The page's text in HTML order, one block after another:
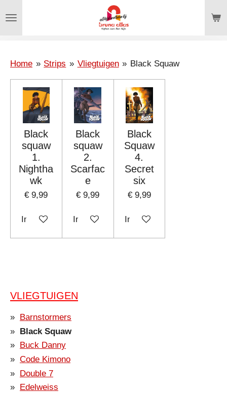
direct
hoofdinhoud
Home » Strips » Vliegtuigen » Black Squaw
Black
squaw
1.
Nightha
wk
€ 9,99
In winkelwagen
Black
squaw
2.
Scarfac
e
€ 9,99
In winkelwagen
Black
Squaw
4.
Secret
six
€ 9,99
In winkelwagen
VLIEGTUIGEN
Barnstormers
Black Squaw
Buck Danny
Code Kimono
Double 7
Edelweiss